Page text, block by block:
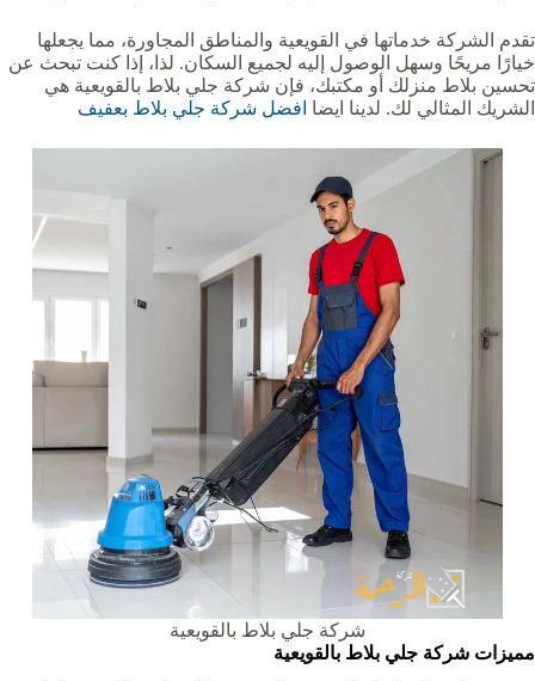
تقدم الشركة خدماتها في القويعية والمناطق المجاورة، مما يجعلها
خيارًا مريحًا وسهل الوصول إليه لجميع السكان. لذا، إذا كنت تبحث عن
تحسين بلاط منزلك أو مكتبك، فإن شركة جلي بلاط بالقويعية‏ هي
الشريك المثالي لك. لدينا ايضا افضل شركة جلي بلاط بعفيف
شركة جلي بلاط بالقويعية‏
مميزات شركة جلي بلاط بالقويعية‏